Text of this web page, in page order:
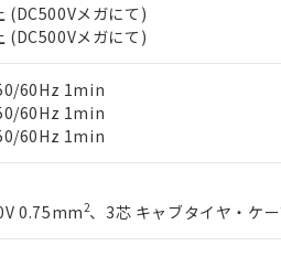
(DC500Vメガにて)
(DC500Vメガにて)
60Hz 1min
60Hz 1min
60Hz 1min
0.75mm2、3芯 キャブタイヤ・ケ
有証明書
準）
を証明するもので、過去に遡って非
テル類４物質の対応では、対応完
を記載しておりました。
を完了していることから、特段の